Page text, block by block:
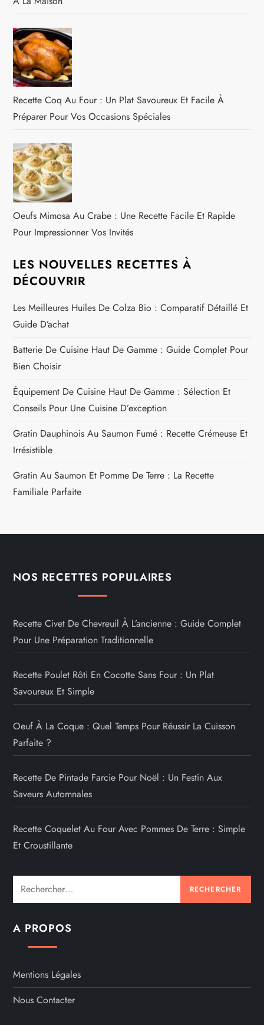
Recette Coq Au Four : Un Plat Savoureux Et Facile À
Préparer Pour Vos Occasions Spéciales
Oeufs Mimosa Au Crabe : Une Recette Facile Et Rapide
Pour Impressionner Vos Invités
LES NOUVELLES RECETTES À
DÉCOUVRIR
Les Meilleures Huiles De Colza Bio : Comparatif Détaillé Et
Guide D’achat
Batterie De Cuisine Haut De Gamme : Guide Complet Pour
Bien Choisir
Équipement De Cuisine Haut De Gamme : Sélection Et
Conseils Pour Une Cuisine D’exception
Gratin Dauphinois Au Saumon Fumé : Recette Crémeuse Et
Irrésistible
Gratin Au Saumon Et Pomme De Terre : La Recette
Familiale Parfaite
NOS RECETTES POPULAIRES
Recette Civet De Chevreuil À L’ancienne : Guide Complet
Pour Une Préparation Traditionnelle
Recette Poulet Rôti En Cocotte Sans Four : Un Plat
Savoureux Et Simple
Oeuf À La Coque : Quel Temps Pour Réussir La Cuisson
Parfaite ?
Recette De Pintade Farcie Pour Noël : Un Festin Aux
Saveurs Automnales
Recette Coquelet Au Four Avec Pommes De Terre : Simple
Et Croustillante
Rechercher :
A PROPOS
Mentions Légales
Nous Contacter